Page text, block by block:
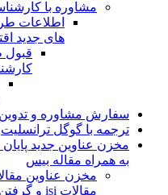
مشاوره با
اطلاعات
های جدید
قبول
سفارش مشاوره و
ترجمه با گوگل ترانسلیت
مخزن عناوین جدید
به همراه مقاله بیس
مخزن عناوین
مقالات isi و گرفتن اکسپت